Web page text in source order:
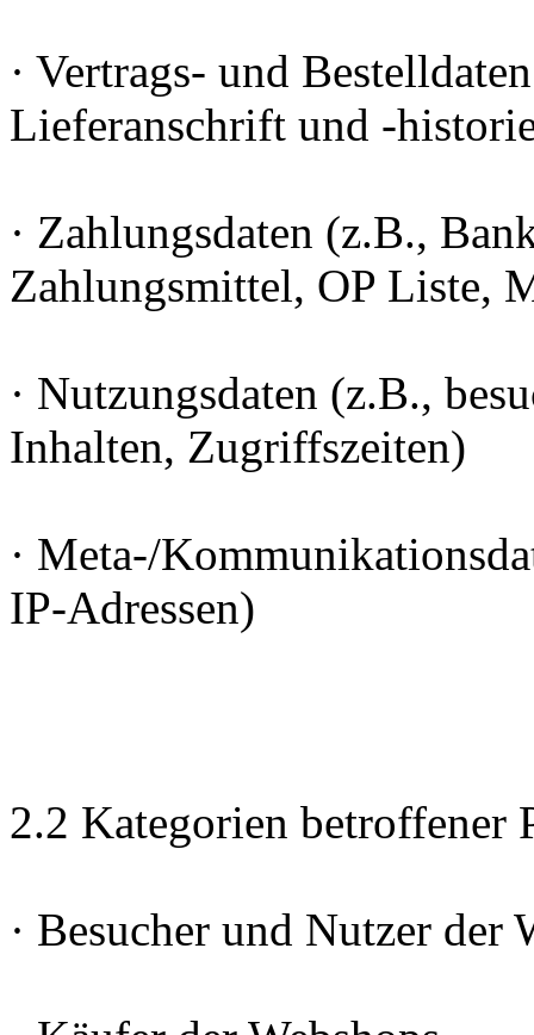
· Vertrags- und
Lieferanschrift und -
· Zahlungsdaten (z.B.,
Zahlungsmittel, OP Liste,
· Nutzungsdaten (z.B.,
Inhalten, Zugriffszeiten)
· Meta-/
IP-Adressen)
2.2 Kategorien betroffener
· Besucher und Nutzer der